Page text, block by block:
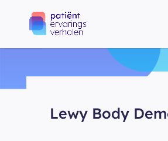
Lewy Body